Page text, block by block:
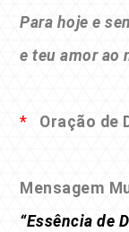
Para hoje e
e teu amor ao
* Oração de
Mensagem
“Essência de